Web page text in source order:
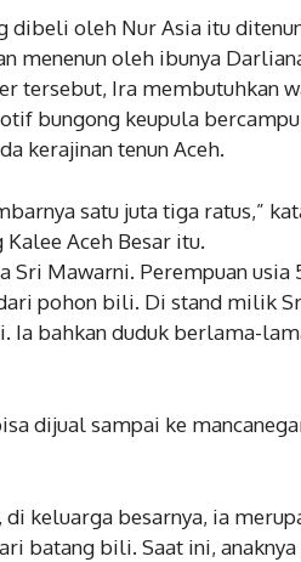
dibeli oleh Nur Asia itu
menenun oleh ibunya
tersebut, Ira membutuhkan
bungong keupula
kerajinan tenun Aceh.
satu juta tiga ratus,”
Aceh Besar itu.
Sri Mawarni. Perempuan
pohon bili. Di stand milik
Ia bahkan duduk berlama-
dijual sampai ke
di keluarga besarnya, ia
batang bili. Saat ini,